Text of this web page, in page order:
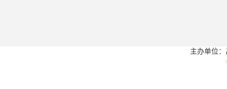
主办单位